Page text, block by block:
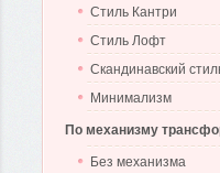
Стиль Кантри
Стиль Лофт
Скандинавский
Минимализм
По механизму
Без механизма